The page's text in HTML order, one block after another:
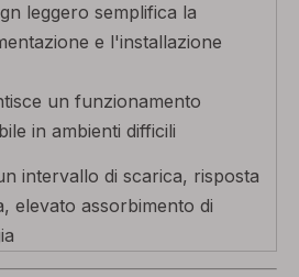
leggero semplifica la
e l'installazione
un funzionamento
in ambienti difficili
intervallo di scarica, risposta
elevato assorbimento di